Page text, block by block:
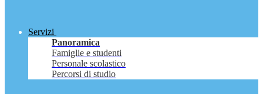
Servizi
Panoramica
Famiglie e studenti
Personale scolastico
Percorsi di studio